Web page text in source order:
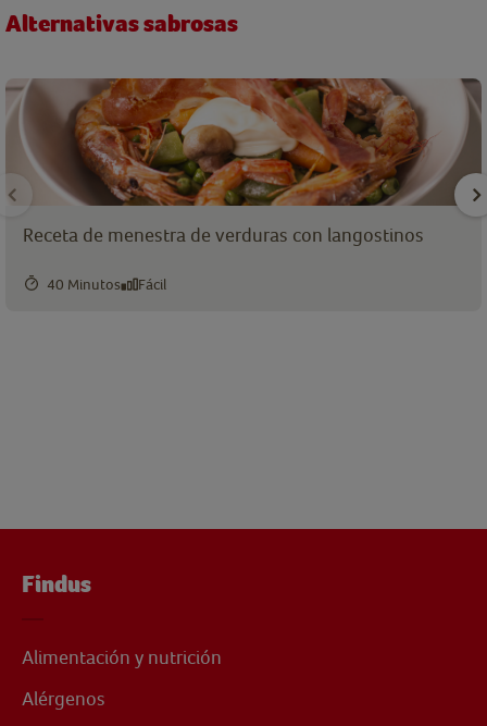
Alternativas sabrosas
Receta de menestra de verduras con langostinos
40 Minutos Fácil
Findus
Alimentación y nutrición
Alérgenos